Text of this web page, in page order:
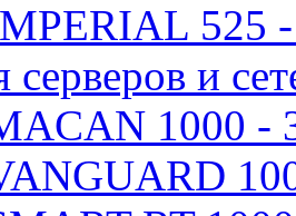
525
серверов и
1000 -